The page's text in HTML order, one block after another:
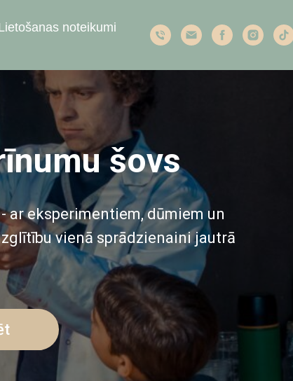
noteikumi
šovs
ar eksperimentiem, dūmiem un
vienā sprādzienaini jautrā